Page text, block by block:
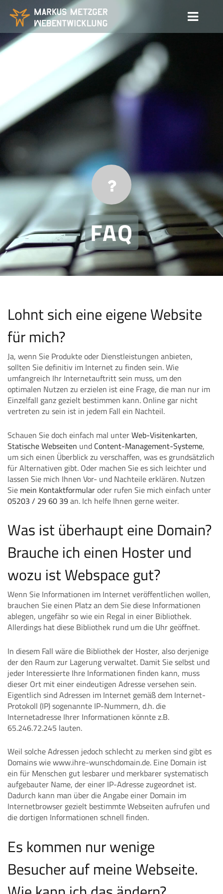
FAQ
Lohnt sich eine eigene Website
für mich?
Ja, wenn Sie Produkte oder Dienstleistungen anbieten,
sollten Sie definitiv im Internet zu finden sein. Wie
umfangreich Ihr Internetauftritt sein muss, um den
optimalen Nutzen zu erzielen ist eine Frage, die man nur im
Einzelfall ganz gezielt bestimmen kann. Online gar nicht
vertreten zu sein ist in jedem Fall ein Nachteil.
Schauen Sie doch einfach mal unterWeb-Visitenkarten,
Statische Webseiten und Content-Management-Systeme,
um sich einen Überblick zu verschaffen, was es grundsätzlich
für Alternativen gibt. Oder machen Sie es sich leichter und
lassen Sie mich Ihnen Vor- und Nachteile erklären. Nutzen
Sie mein Kontaktformularoder rufen Sie mich einfach unter
05203 / 29 60 39an. Ich helfe Ihnen gerne weiter.
Was ist überhaupt eine Domain?
Brauche ich einen Hoster und
wozu ist Webspace gut?
Wenn Sie Informationen im Internet veröffentlichen wollen,
brauchen Sie einen Platz an dem Sie diese Informationen
ablegen, ungefähr so wie ein Regal in einer Bibliothek.
Allerdings hat diese Bibliothek rund um die Uhr geöffnet.
In diesem Fall wäre die Bibliothek der Hoster, also derjenige
der den Raum zur Lagerung verwaltet. Damit Sie selbst und
jeder Interessierte Ihre Informationen finden kann, muss
dieser Ort mit einer eindeutigen Adresse versehen sein.
Eigentlich sind Adressen im Internet gemäß dem Internet-
Protokoll (IP) sogenannte IP-Nummern, d.h. die
Internetadresse Ihrer Informationen könnte z.B.
65.246.72.245 lauten.
Weil solche Adressen jedoch schlecht zu merken sind gibt es
Domains wie www.ihre-wunschdomain.de. Eine Domain ist
ein für Menschen gut lesbarer und merkbarer systematisch
aufgebauter Name, der einer IP-Adresse zugeordnet ist.
Dadurch kann man über die Angabe einer Domain im
Internetbrowser gezielt bestimmte Webseiten aufrufen und
die dortigen Informationen schnell finden.
Es kommen nur wenige
Besucher auf meine Webseite.